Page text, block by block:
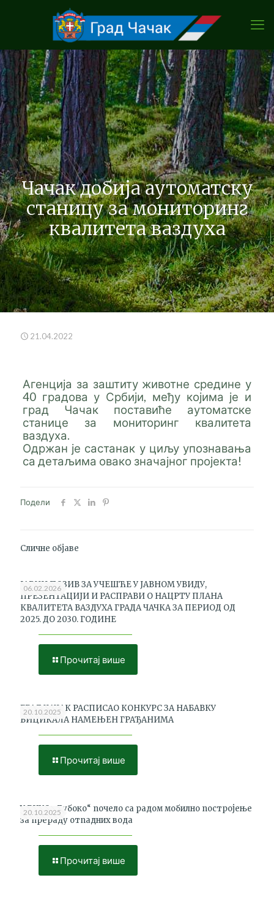
Чачак добија аутоматску
станицу за мониторинг
квалитета ваздуха
21.04.2022
Агенција за заштиту животне средине у
40 градова у Србији, међу којима је и
град Чачак поставиће аутоматске
станице за мониторинг квалитета
ваздуха.
Одржан је састанак у циљу упознавања
са детаљима овако значајног пројекта!
Подели
Сличне објаве
06.02.2026
ЈАВНИ ПОЗИВ ЗА УЧЕШЋЕ У ЈАВНОМ УВИДУ,
ПРЕЗЕНТАЦИЈИ И РАСПРАВИ О НАЦРТУ ПЛАНА
КВАЛИТЕТА ВАЗДУХА ГРАДА ЧАЧКА ЗА ПЕРИОД ОД
2025. ДО 2030. ГОДИНЕ
Прочитај више
20.10.2025
ГРАД ЧАЧАК РАСПИСАО КОНКУРС ЗА НАБАВКУ
БИЦИКАЛА НАМЕЊЕН ГРАЂАНИМА
Прочитај више
20.10.2025
У РЦУО „Дубоко“ почело са радом мобилно постројење
за прераду отпадних вода
Прочитај више